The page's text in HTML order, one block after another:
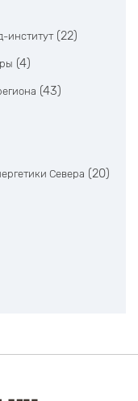
институт (22)
(4)
(43)
Севера (20)